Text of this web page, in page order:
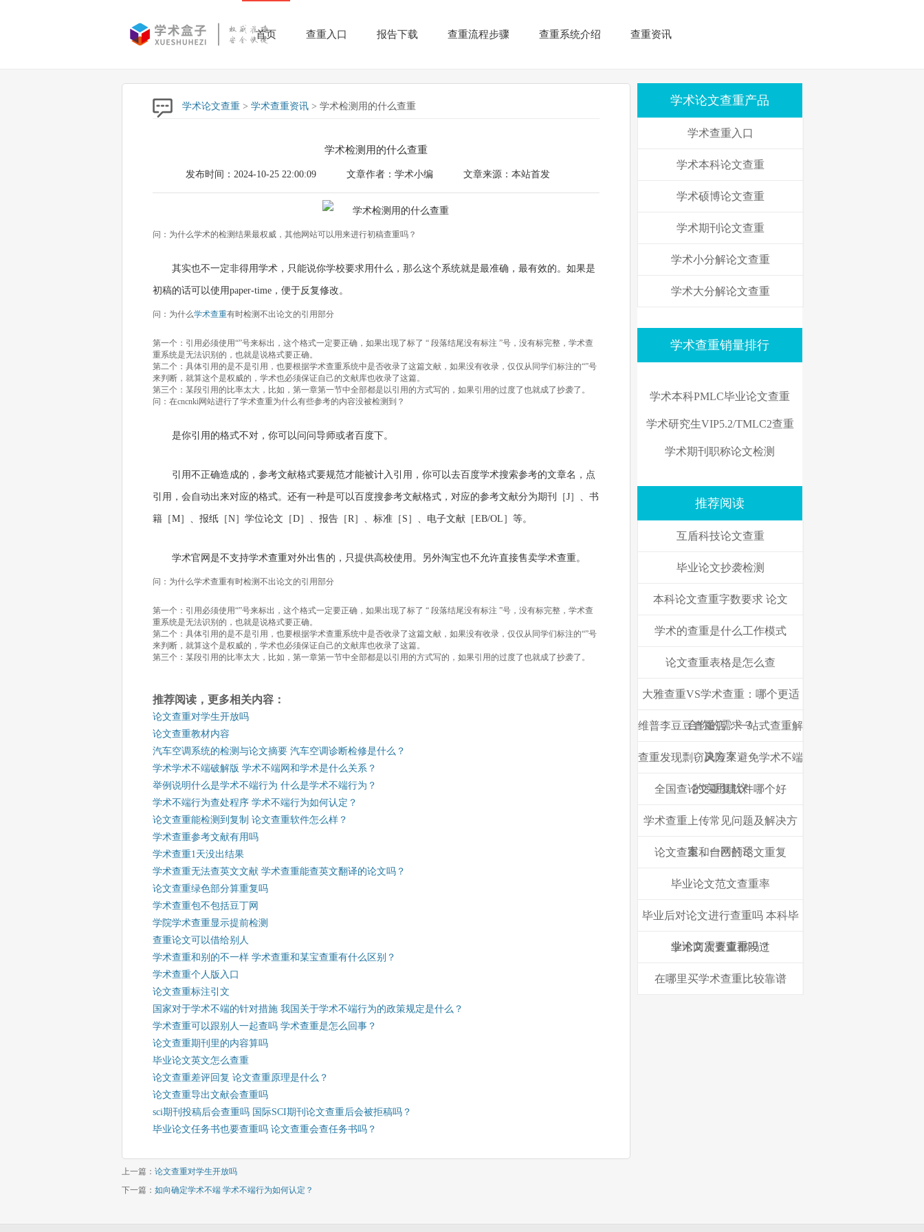
首页 查重入口 报告下载 查重流程步骤 查重系统介绍 查重资讯
学术论文查重 > 学术查重资讯 > 学术检测用的什么查重
学术检测用的什么查重
发布时间：2024-10-25 22:00:09 文章作者：学术小编 文章来源：本站首发
问：为什么学术的检测结果最权威，其他网站可以用来进行初稿查重吗？
其实也不一定非得用学术，只能说你学校要求用什么，那么这个系统就是最准确，最有效的。如果是
初稿的话可以使用paper-time，便于反复修改。
问：为什么学术查重有时检测不出论文的引用部分
第一个：引用必须使用“”号来标出，这个格式一定要正确，如果出现了标了 “ 段落结尾没有标注 ”号，没有标完整，学术查
重系统是无法识别的，也就是说格式要正确。
第二个：具体引用的是不是引用，也要根据学术查重系统中是否收录了这篇文献，如果没有收录，仅仅从同学们标注的“”号
来判断，就算这个是权威的，学术也必须保证自己的文献库也收录了这篇。
第三个：某段引用的比率太大，比如，第一章第一节中全部都是以引用的方式写的，如果引用的过度了也就成了抄袭了。
问：在cncnki网站进行了学术查重为什么有些参考的内容没被检测到？
是你引用的格式不对，你可以问问导师或者百度下。
引用不正确造成的，参考文献格式要规范才能被计入引用，你可以去百度学术搜索参考的文章名，点
引用，会自动出来对应的格式。还有一种是可以百度搜参考文献格式，对应的参考文献分为期刊［J］、书
籍［M］、报纸［N］学位论文［D］、报告［R］、标准［S］、电子文献［EB/OL］等。
学术官网是不支持学术查重对外出售的，只提供高校使用。另外淘宝也不允许直接售卖学术查重。
问：为什么学术查重有时检测不出论文的引用部分
第一个：引用必须使用“”号来标出，这个格式一定要正确，如果出现了标了 “ 段落结尾没有标注 ”号，没有标完整，学术查
重系统是无法识别的，也就是说格式要正确。
第二个：具体引用的是不是引用，也要根据学术查重系统中是否收录了这篇文献，如果没有收录，仅仅从同学们标注的“”号
来判断，就算这个是权威的，学术也必须保证自己的文献库也收录了这篇。
第三个：某段引用的比率太大，比如，第一章第一节中全部都是以引用的方式写的，如果引用的过度了也就成了抄袭了。
推荐阅读，更多相关内容：
论文查重对学生开放吗
论文查重教材内容
汽车空调系统的检测与论文摘要 汽车空调诊断检修是什么？
学术学术不端破解版 学术不端网和学术是什么关系？
举例说明什么是学术不端行为 什么是学术不端行为？
学术不端行为查处程序 学术不端行为如何认定？
论文查重能检测到复制 论文查重软件怎么样？
学术查重参考文献有用吗
学术查重1天没出结果
学术查重无法查英文文献 学术查重能查英文翻译的论文吗？
论文查重绿色部分算重复吗
学术查重包不包括豆丁网
学院学术查重显示提前检测
查重论文可以借给别人
学术查重和别的不一样 学术查重和某宝查重有什么区别？
学术查重个人版入口
论文查重标注引文
国家对于学术不端的针对措施 我国关于学术不端行为的政策规定是什么？
学术查重可以跟别人一起查吗 学术查重是怎么回事？
论文查重期刊里的内容算吗
毕业论文英文怎么查重
论文查重差评回复 论文查重原理是什么？
论文查重导出文献会查重吗
sci期刊投稿后会查重吗 国际SCI期刊论文查重后会被拒稿吗？
毕业论文任务书也要查重吗 论文查重会查任务书吗？
上一篇： 论文查重对学生开放吗
下一篇： 如向确定学术不端 学术不端行为如何认定？
学术论文查重产品
学术查重入口
学术本科论文查重
学术硕博论文查重
学术期刊论文查重
学术小分解论文查重
学术大分解论文查重
学术查重销量排行
学术本科PMLC毕业论文查重
学术研究生VIP5.2/TMLC2查重
学术期刊职称论文检测
推荐阅读
互盾科技论文查重
毕业论文抄袭检测
本科论文查重字数要求 论文
学术的查重是什么工作模式
论文查重表格是怎么查
大雅查重VS学术查重：哪个更适
合你的需求？
维普李豆豆查重店：一站式查重解
决方案
查重发现剽窃风险？避免学术不端
的实用建议
全国查论文重复软件哪个好
学术查重上传常见问题及解决方
案，一网打尽
论文查重和自己的论文重复
毕业论文范文查重率
毕业后对论文进行查重吗 本科毕
业论文需要查重吗？
学术两次查重都没过
在哪里买学术查重比较靠谱